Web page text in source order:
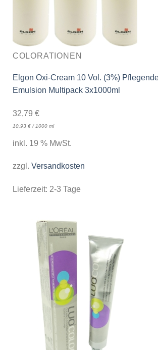
COLORATIONEN
Elgon Oxi-Cream 10 Vol. (3%)
Emulsion Multipack 3x1000ml
32,79 €
10,93 €/ 1000 ml
inkl. 19 % MwSt.
zzgl. Versandkosten
Lieferzeit: 2-3 Tage